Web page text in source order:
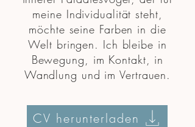
meine Individualität steht,
möchte seine Farben in die
Welt bringen. Ich bleibe in
Bewegung, im Kontakt, in
Wandlung und im Vertrauen.
CV herunterladen